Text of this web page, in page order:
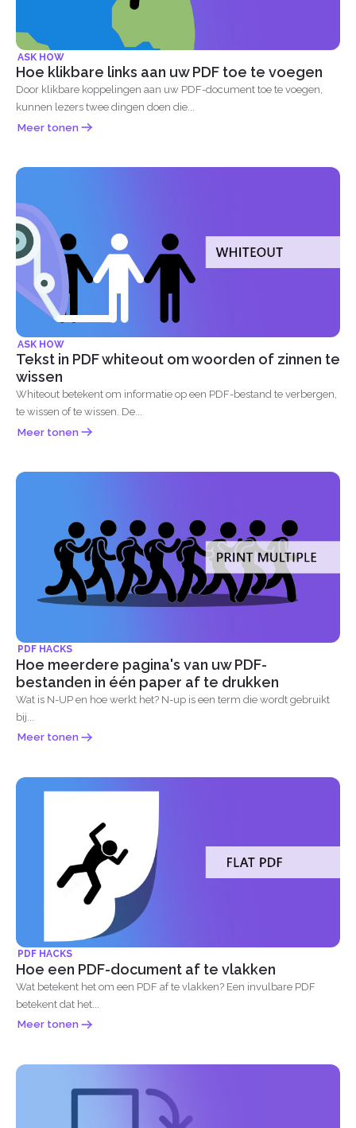
ASK HOW
Hoe klikbare links aan uw PDF toe te voegen
Door klikbare koppelingen aan uw PDF-document toe te voegen,
kunnen lezers twee dingen doen die...
Meer tonen
ASK HOW
Tekst in PDF whiteout om woorden of zinnen te
wissen
Whiteout betekent om informatie op een PDF-bestand te verbergen,
te wissen of te wissen. De...
Meer tonen
PDF HACKS
Hoe meerdere pagina's van uw PDF-
bestanden in één paper af te drukken
Wat is N-UP en hoe werkt het? N-up is een term die wordt gebruikt
bij...
Meer tonen
PDF HACKS
Hoe een PDF-document af te vlakken
Wat betekent het om een PDF af te vlakken? Een invulbare PDF
betekent dat het...
Meer tonen